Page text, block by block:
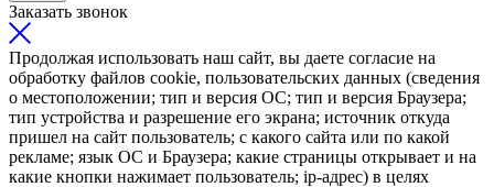
Заказать звонок
Продолжая использовать наш сайт, вы даете согласие на
обработку файлов cookie, пользовательских данных (сведения
о местоположении; тип и версия ОС; тип и версия Браузера;
тип устройства и разрешение его экрана; источник откуда
пришел на сайт пользователь; с какого сайта или по какой
рекламе; язык ОС и Браузера; какие страницы открывает и на
какие кнопки нажимает пользователь; ip-адрес) в целях